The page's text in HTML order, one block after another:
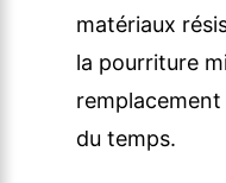
matériaux
la pourriture
du temps.